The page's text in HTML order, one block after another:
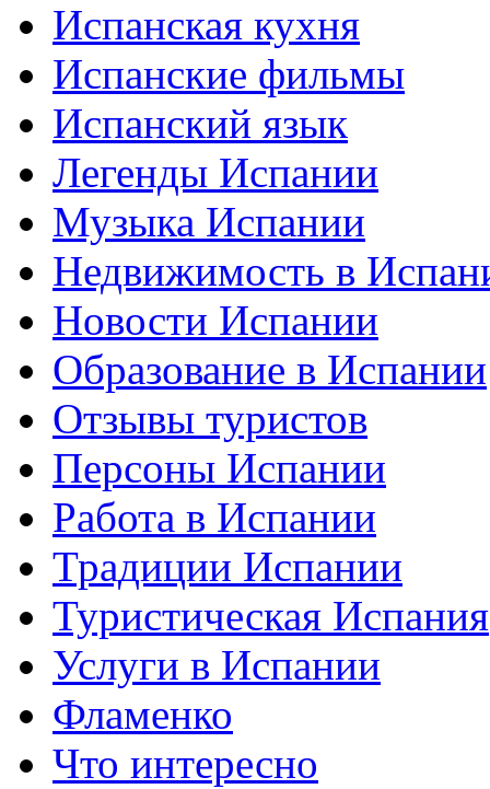
Испанская кухня
Испанские фильмы
Испанский язык
Легенды Испании
Музыка Испании
Недвижимость в
Новости Испании
Образование в Испании
Отзывы туристов
Персоны Испании
Работа в Испании
Традиции Испании
Туристическая Испания
Услуги в Испании
Фламенко
Что интересно